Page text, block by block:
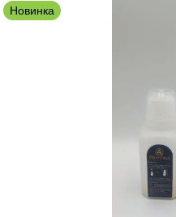
Новинка